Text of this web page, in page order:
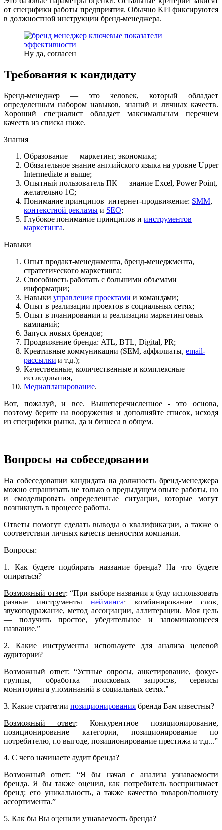
от специфики работы предприятия. Обычно KPI фиксируются
в должностной инструкции бренд-менеджера.
Ну да, согласен
Требования к кандидату
Бренд-менеджер — это человек, который обладает
определенным набором навыков, знаний и личных качеств.
Хороший специалист обладает максимальным перечнем
качеств из списка ниже.
Знания
Образование — маркетинг, экономика;
Обязательное знание английского языка на уровне Upper
Intermediate и выше;
Опытный пользователь ПК — знание Excel, Power Point,
желательно 1С;
Понимание принципов интернет-продвижение: SMM,
контекстной рекламы и SEO;
Глубокое понимание принципов и инструментов
маркетинга.
Навыки
Опыт продакт-менеджмента, бренд-менеджмента,
стратегического маркетинга;
Способность работать с большими объемами
информации;
Навыки управления проектами и командами;
Опыт в реализации проектов в социальных сетях;
Опыт в планировании и реализации маркетинговых
кампаний;
Запуск новых брендов;
Продвижение бренда: ATL, BTL, Digital, PR;
Креативные коммуникации (SEM, аффилиаты, email-
рассылки и т.д.);
Качественные, количественные и комплексные
исследования;
Медиапланирование.
Вот, пожалуй, и все. Вышеперечисленное - это основа,
поэтому берите на вооружения и дополняйте список, исходя
из специфики рынка, да и бизнеса в общем.
Вопросы на собеседовании
На собеседовании кандидата на должность бренд-менеджера
можно спрашивать не только о предыдущем опыте работы, но
и смоделировать определенные ситуации, которые могут
возникнуть в процессе работы.
Ответы помогут сделать выводы о квалификации, а также о
соответствии личных качеств ценностям компании.
Вопросы:
1. Как будете подбирать название бренда? На что будете
опираться?
Возможный ответ: “При выборе названия я буду использовать
разные инструменты нейминга: комбинирование слов,
звукоподражание, метод ассоциации, аллитерации. Моя цель
— получить простое, убедительное и запоминающееся
название.”
2. Какие инструменты используете для анализа целевой
аудитории?
Возможный ответ: “Устные опросы, анкетирование, фокус-
группы, обработка поисковых запросов, сервисы
мониторинга упоминаний в социальных сетях.”
3. Какие стратегии позиционирования бренда Вам известны?
Возможный ответ: Конкурентное позиционирование,
позиционирование категории, позиционирование по
потребителю, по выгоде, позиционирование престижа и т.д...”
4. С чего начинаете аудит бренда?
Возможный ответ: “Я бы начал с анализа узнаваемости
бренда. Я бы также оценил, как потребитель воспринимает
бренд: его уникальность, а также качество товаров/полноту
ассортимента.”
5. Как бы Вы оценили узнаваемость бренда?